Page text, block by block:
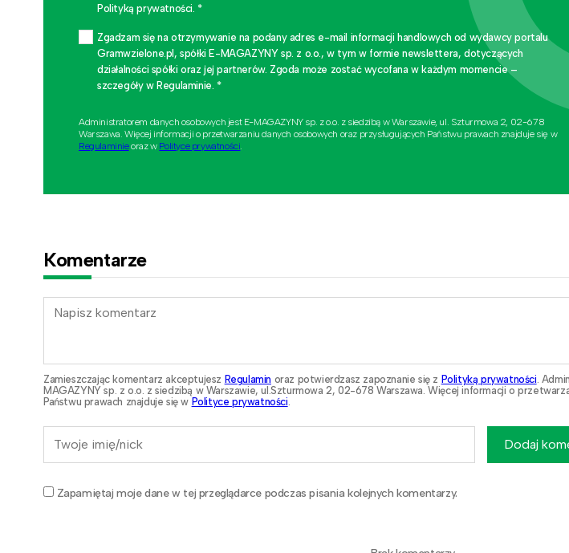
Polityką prywatności. *
Zgadzam się na otrzymywanie na podany adres e-mail informacji handlowych od wydawcy portalu
Gramwzielone.pl, spółki E-MAGAZYNY sp. z o.o., w tym w formie newslettera, dotyczących
działalności spółki oraz jej partnerów. Zgoda może zostać wycofana w każdym momencie –
szczegóły w Regulaminie. *
Administratorem danych osobowych jest E-MAGAZYNY sp. z o.o. z siedzibą w Warszawie, ul. Szturmowa 2, 02-678
Warszawa. Więcej informacji o przetwarzaniu danych osobowych oraz przysługujących Państwu prawach znajduje się w
Regulaminieoraz w Polityce prywatności
Komentarze
Zamieszczając komentarz akceptujesz Regulamin oraz potwierdzasz zapoznanie się z Polityką prywatności .
MAGAZYNY sp. z o.o. z siedzibą w Warszawie, ul.Szturmowa 2, 02-678 Warszawa. Więcej informacji o
Państwu prawach znajduje się w Polityce prywatności
Zapamiętaj moje dane w tej przeglądarce podczas pisania kolejnych komentarzy.
Dodaj